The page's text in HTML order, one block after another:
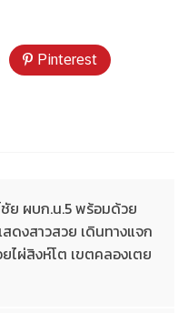
Pinterest
ย ผบก.น.5 พร้อมด้วย
ดงสาวสวย เดินทางแจก
ไผ่สิงห์โต เขตคลองเตย